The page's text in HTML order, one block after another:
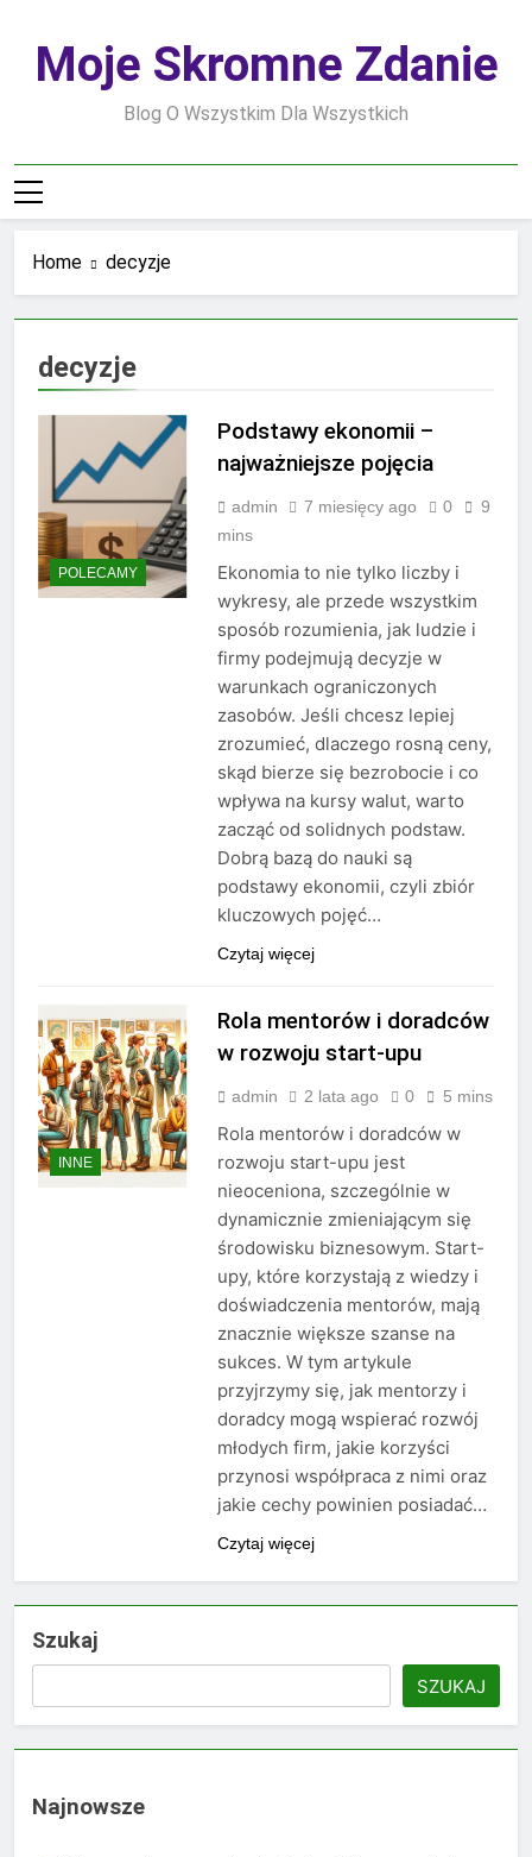
contentMoje Skromne Zdanie
Blog O Wszystkim Dla Wszystkich
Home decyzje
decyzje
POLECAMY
Podstawy ekonomii –
najważniejsze pojęcia
admin 7 miesięcy ago 0
9
mins
Ekonomia to nie tylko liczby i
wykresy, ale przede wszystkim
sposób rozumienia, jak ludzie i
firmy podejmują decyzje w
warunkach ograniczonych
zasobów. Jeśli chcesz lepiej
zrozumieć, dlaczego rosną ceny,
skąd bierze się bezrobocie i co
wpływa na kursy walut, warto
zacząć od solidnych podstaw.
Dobrą bazą do nauki są
podstawy ekonomii, czyli zbiór
kluczowych pojęć…
Czytaj więcej
INNE
Rola mentorów i doradców
w rozwoju start-upu
admin 2 lata ago 0 5 mins
Rola mentorów i doradców w
rozwoju start-upu jest
nieoceniona, szczególnie w
dynamicznie zmieniającym się
środowisku biznesowym. Start-
upy, które korzystają z wiedzy i
doświadczenia mentorów, mają
znacznie większe szanse na
sukces. W tym artykule
przyjrzymy się, jak mentorzy i
doradcy mogą wspierać rozwój
młodych firm, jakie korzyści
przynosi współpraca z nimi oraz
jakie cechy powinien posiadać…
Czytaj więcej
Szukaj
SZUKAJ
Najnowsze